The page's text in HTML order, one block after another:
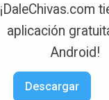
¡DaleChivas.com
aplicación
Android!
Descargar